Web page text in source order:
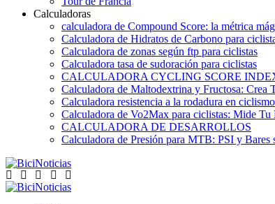
Calculadoras
calculadora de Compound Score: la métrica
Calculadora de Hidratos de Carbono para
Calculadora de zonas según ftp para ciclistas
Calculadora tasa de sudoración para ciclistas
CALCULADORA CYCLING SCORE
Calculadora de Maltodextrina y Fructosa: Crea
Calculadora resistencia a la rodadura en ciclismo
Calculadora de Vo2Max para ciclistas: Mide
CALCULADORA DE DESARROLLOS
Calculadora de Presión para MTB: PSI y Bares